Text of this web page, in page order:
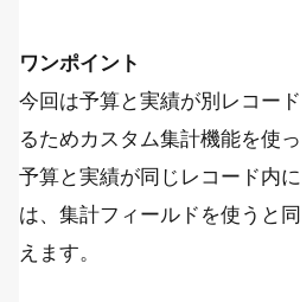
ワンポイント
今回は予算と実績が別レコー
るためカスタム集計機能を使
予算と実績が同じレコード内
は、集計フィールドを使うと
えます。